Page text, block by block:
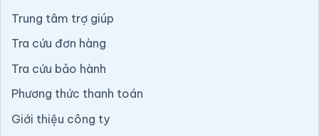
Trung tâm trợ giúp
Tra cứu đơn hàng
Tra cứu bảo hành
Phương thức thanh toán
Giới thiệu công ty